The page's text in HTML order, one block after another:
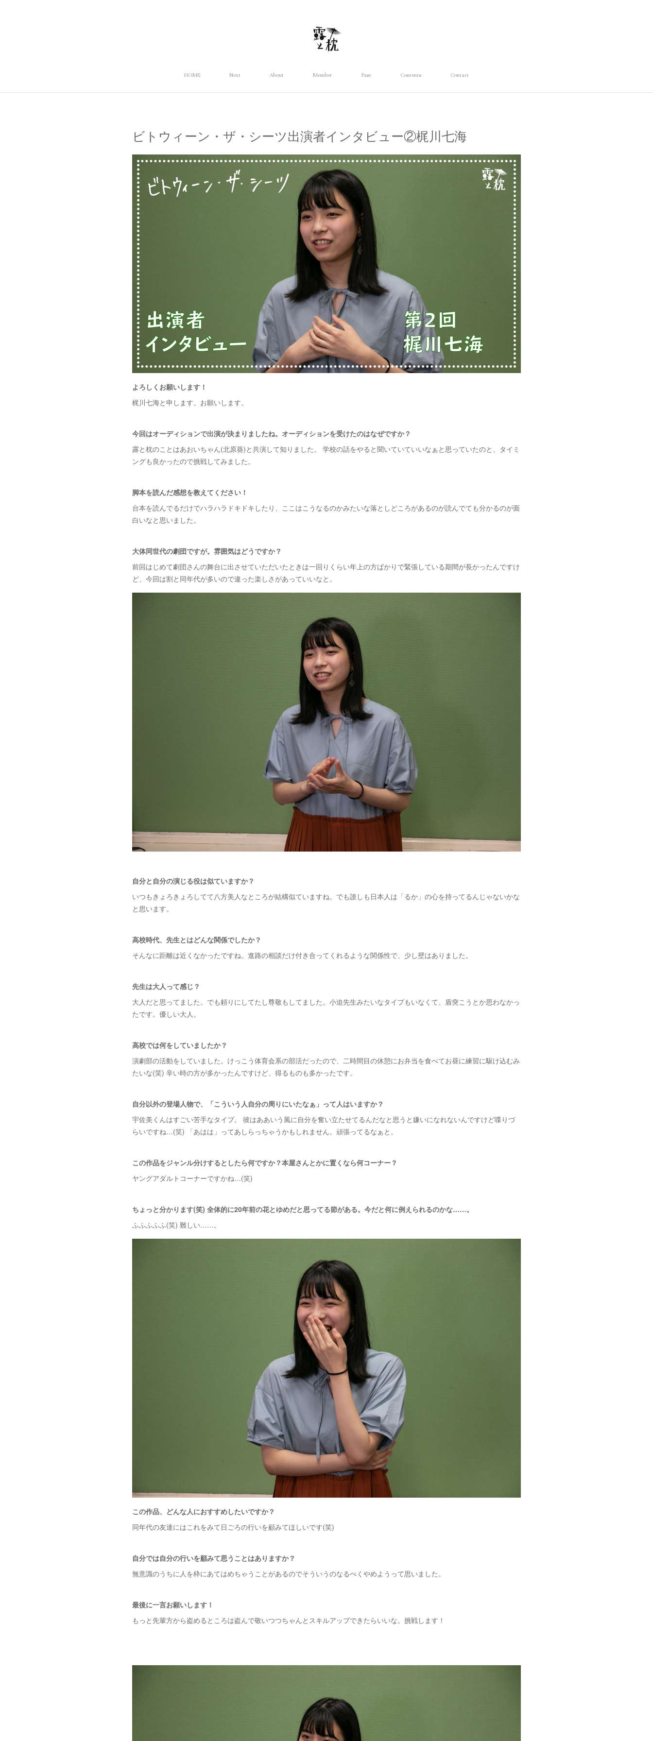
HOME Next About Member Past Contents Contact
ビトウィーン・ザ・シーツ出演者インタビュー②梶川七海
よろしくお願いします！
梶川七海と申します。お願いします。
今回はオーディションで出演が決まりましたね。オーディションを受けたのはなぜですか？
露と枕のことはあおいちゃん(北原葵)と共演して知りました。 学校の話をやると聞いていていいなぁと思っていたのと、タイミ
ングも良かったので挑戦してみました。
脚本を読んだ感想を教えてください！
台本を読んでるだけでハラハラドキドキしたり、ここはこうなるのかみたいな落としどころがあるのが読んでても分かるのが面
白いなと思いました。
大体同世代の劇団ですが。雰囲気はどうですか？
前回はじめて劇団さんの舞台に出させていただいたときは一回りくらい年上の方ばかりで緊張している期間が長かったんですけ
ど、今回は割と同年代が多いので違った楽しさがあっていいなと。
自分と自分の演じる役は似ていますか？
いつもきょろきょろしてて八方美人なところが結構似ていますね。でも誰しも日本人は「るか」の心を持ってるんじゃないかな
と思います。
高校時代、先生とはどんな関係でしたか？
そんなに距離は近くなかったですね。進路の相談だけ付き合ってくれるような関係性で、少し壁はありました。
先生は大人って感じ？
大人だと思ってました。でも頼りにしてたし尊敬もしてました。小迫先生みたいなタイプもいなくて、盾突こうとか思わなかっ
たです。優しい大人。
高校では何をしていましたか？
演劇部の活動をしていました。けっこう体育会系の部活だったので、二時間目の休憩にお弁当を食べてお昼に練習に駆け込むみ
たいな(笑) 辛い時の方が多かったんですけど、得るものも多かったです。
自分以外の登場人物で、「こういう人自分の周りにいたなぁ」って人はいますか？
宇佐美くんはすごい苦手なタイプ。 彼はああいう風に自分を奮い立たせてるんだなと思うと嫌いになれないんですけど喋りづ
らいですね…(笑) 「あはは」ってあしらっちゃうかもしれません。頑張ってるなぁと。
この作品をジャンル分けするとしたら何ですか？本屋さんとかに置くなら何コーナー？
ヤングアダルトコーナーですかね…(笑)
ちょっと分かります(笑) 全体的に20年前の花とゆめだと思ってる節がある。今だと何に例えられるのかな……。
ふふふふふ(笑) 難しい……。
この作品、どんな人におすすめしたいですか？
同年代の友達にはこれをみて日ごろの行いを顧みてほしいです(笑)
自分では自分の行いを顧みて思うことはありますか？
無意識のうちに人を枠にあてはめちゃうことがあるのでそういうのなるべくやめようって思いました。
最後に一言お願いします！
もっと先輩方から盗めるところは盗んで敬いつつちゃんとスキルアップできたらいいな。挑戦します！